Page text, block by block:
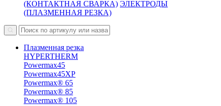
(КОНТАКТНАЯ СВАРКА) ЭЛЕКТРОДЫ
(ПЛАЗМЕННАЯ РЕЗКА)
Плазменная резка
HYPERTHERM
Powermax45
Powermax45XP
Powermax® 65
Powermax® 85
Powermax® 105